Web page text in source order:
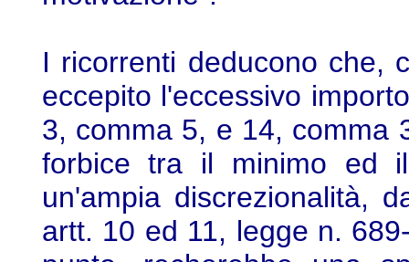
I ricorrenti deducono che,
eccepito l'eccessivo
3, comma 5, e 14, comma
forbice tra il minimo ed
un'ampia discrezionalità,
artt. 10 ed 11, legge n.